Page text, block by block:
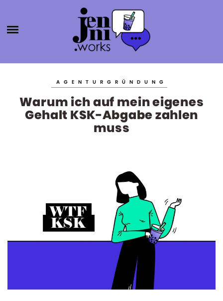
JENNI.W
ORKS
SELBSTSTÄNDIGKEIT
PRODUKTIVITÄT
BÜCHER
BLOGROLL
AGENTURGRÜNDUNG
Warum ich auf mein eigenes
Gehalt KSK-Abgabe zahlen
muss